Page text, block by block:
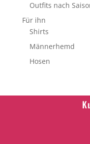
Outfits nach
Für ihn
Shirts
Männerhemd
Hosen